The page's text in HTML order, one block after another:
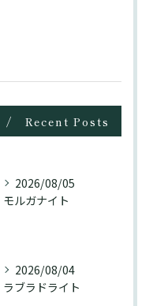
Recent Posts
2026/08/05
モルガナイト
2026/08/04
ラブラドライト